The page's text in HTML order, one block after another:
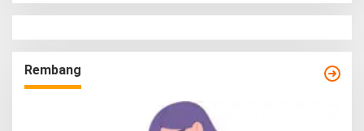
Rembang